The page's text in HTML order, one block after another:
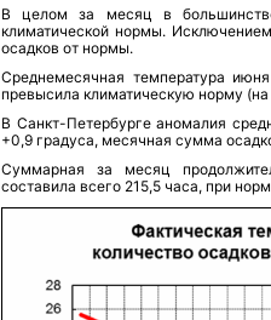
В целом за месяц в
климатической нормы.
осадков от нормы.
Среднемесячная температура
превысила климатическую норму (на
В Санкт-Петербурге аномалия
+0,9 градуса, месячная сумма
Суммарная за месяц
составила всего 215,5 часа, при